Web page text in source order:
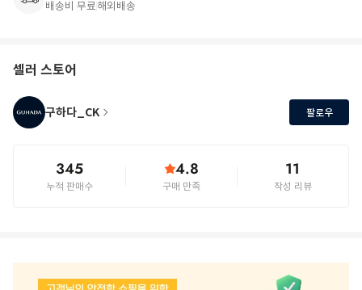
배송비 무료해외배송
셀러 스토어
구하다_CK 팔로우
345
누적 판매수
4.8
구매 만족
11
작성 리뷰